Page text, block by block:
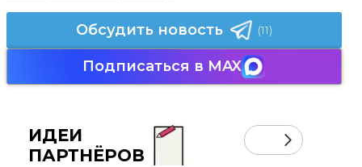
Обсудить новость (11)
Подписаться в MAX
ИДЕИ
ПАРТНЁРОВ